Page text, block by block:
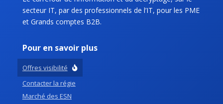
secteur IT, par des professionnels de l’IT, pour les PME
et Grands comptes B2B.
Pour en savoir plus
Offres visibilité
Contacter la régie
Marché des ESN